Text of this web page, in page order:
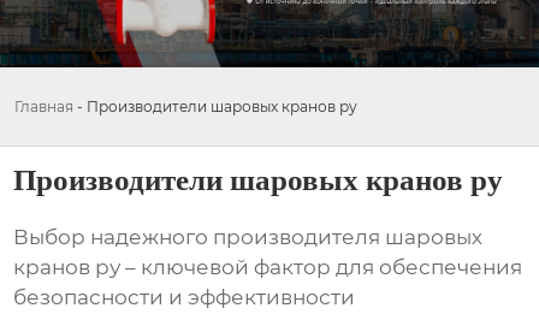
Главная - Производители шаровых кранов ру
Производители шаровых кранов ру
Выбор надежного производителя шаровых
кранов ру – ключевой фактор для обеспечения
безопасности и эффективности